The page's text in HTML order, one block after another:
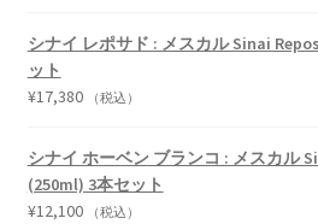
シナイ レポサド : メスカル Sinai
ット
¥17,380 （税込）
シナイ ホーベン ブランコ : メスカル
(250ml) 3本セット
¥12,100 （税込）